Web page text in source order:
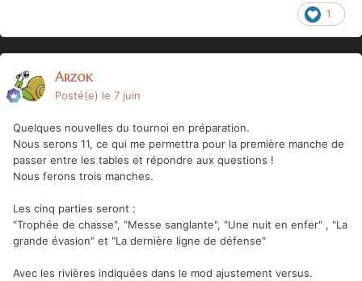
1
Arzok
Posté(e) le 7 juin
Quelques nouvelles du tournoi en préparation.
Nous serons 11, ce qui me permettra pour la première manche de
passer entre les tables et répondre aux questions !
Nous ferons trois manches.
Les cinq parties seront :
"Trophée de chasse", "Messe sanglante", "Une nuit en enfer" , "La
grande évasion" et "La dernière ligne de défense"
Avec les rivières indiquées dans le mod ajustement versus.